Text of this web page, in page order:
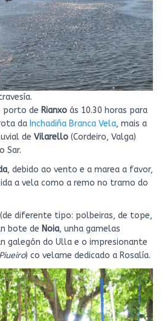
porto de Rianxo ás 10.30 horas para
da Inchadiña Branca Vela, mais a
de Vilarello (Cordeiro, Valga)
Sar.
, debido ao vento e a marea a favor,
a vela como a remo no tramo do
(de diferente tipo: polbeiras, de tope,
bote de Noia, unha gamelas
galegón do Ulla e o impresionante
) co velame dedicado a Rosalía.